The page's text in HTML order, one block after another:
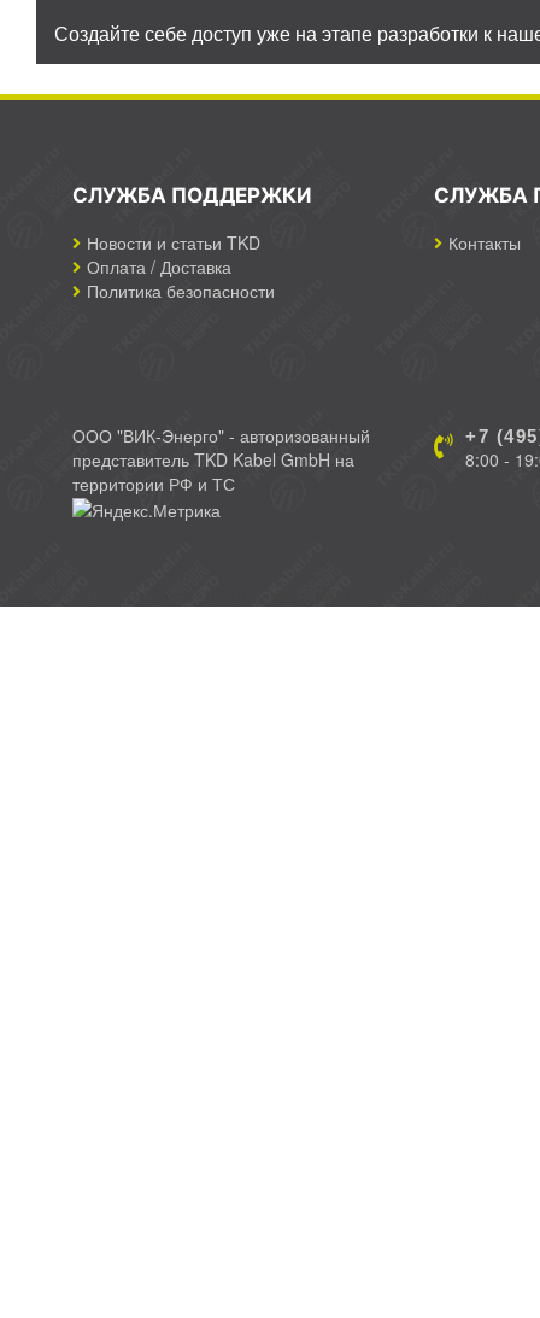
Создайте себе доступ уже на этапе разработки к
СЛУЖБА ПОДДЕРЖКИ
Новости и статьи TKD
Оплата / Доставка
Политика безопасности
СЛУЖБА
Контакты
ООО "ВИК-Энерго" - авторизованный
представитель TKD Kabel GmbH на
территории РФ и ТС
+7
8:00 -